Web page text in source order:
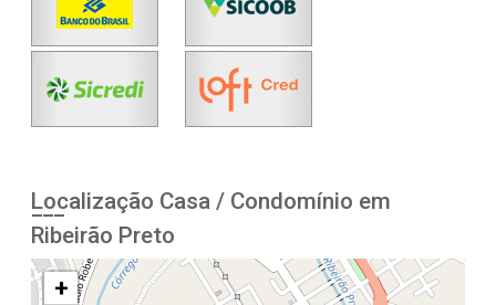
Localização Casa / Condomínio em
Ribeirão Preto
+